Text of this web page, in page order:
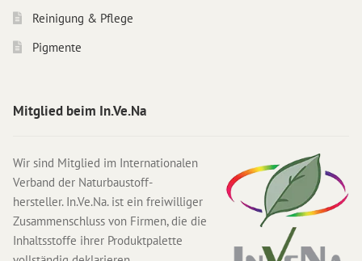
Wir über uns
Reinigung & Pflege
Pigmente
Mitglied beim In.Ve.Na
Wir sind Mitglied im Internationalen
Verband der Naturbaustoff-
hersteller. In.Ve.Na. ist ein freiwilliger
Zusammenschluss von Firmen, die die
Inhaltsstoffe ihrer Produktpalette